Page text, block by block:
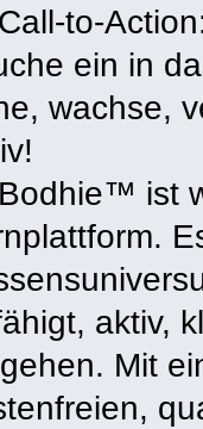
to-
ein in
wachse,
ist
aktiv,
Mit